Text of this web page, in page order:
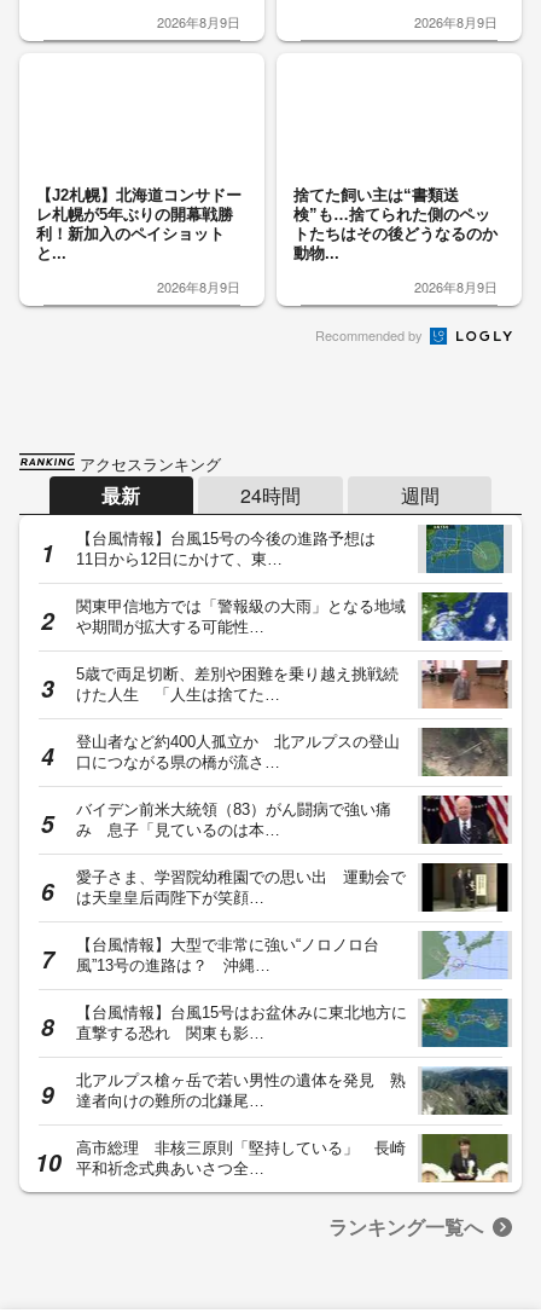
2026年8月9日 2026年8月9日
【J2札幌】北海道コンサドー
レ札幌が5年ぶりの開幕戦勝
利！新加入のペイショット
と...
2026年8月9日
捨てた飼い主は“書類送
検”も…捨てられた側のペッ
トたちはその後どうなるのか
動物...
2026年8月9日
Recommended by
アクセスランキング
最新 24時間 週間
【台風情報】台風15号の今後の進路予想は
11日から12日にかけて、東…
関東甲信地方では「警報級の大雨」となる地域
や期間が拡大する可能性…
5歳で両足切断、差別や困難を乗り越え挑戦続
けた人生 「人生は捨てた…
登山者など約400人孤立か 北アルプスの登山
口につながる県の橋が流さ…
バイデン前米大統領（83）がん闘病で強い痛
み 息子「見ているのは本…
愛子さま、学習院幼稚園での思い出 運動会で
は天皇皇后両陛下が笑顔…
【台風情報】大型で非常に強い“ノロノロ台
風”13号の進路は？ 沖縄…
【台風情報】台風15号はお盆休みに東北地方に
直撃する恐れ 関東も影…
北アルプス槍ヶ岳で若い男性の遺体を発見 熟
達者向けの難所の北鎌尾…
高市総理 非核三原則「堅持している」 長崎
平和祈念式典あいさつ全…
ランキング一覧へ